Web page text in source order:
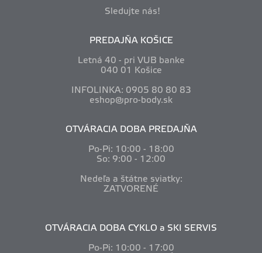
Sledujte nás!
PREDAJŇA KOŠICE
Letná 40 - pri VUB banke
040 01 Košice
INFOLINKA: 0905 80 80 83
eshop@pro-body.sk
OTVÁRACIA DOBA PREDAJŇA
Po-Pi: 10:00 - 18:00
So: 9:00 - 12:00
Nedeľa a štátne sviatky:
ZATVORENÉ
OTVÁRACIA DOBA CYKLO a SKI SERVIS
Po-Pi: 10:00 - 17:00